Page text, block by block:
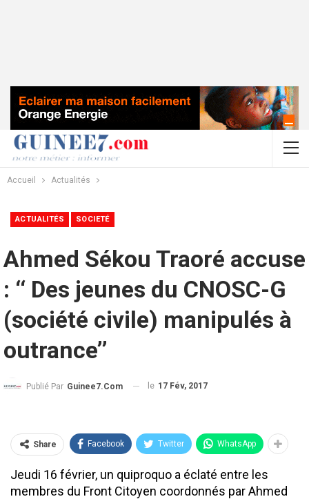
Accueil Actualités
ACTUALITÉS SOCIETÉ
Ahmed Sékou Traoré accuse
: ‘‘ Des jeunes du CNOSC-G
(société civile) manipulés à
outrance’’
Publié Par Guinee7.com le 17 Fév, 2017
Share Facebook Twitter WhatsApp
Jeudi 16 février, un quiproquo a éclaté entre les
membres du Front Citoyen coordonnés par Ahmed